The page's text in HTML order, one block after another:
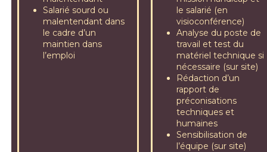
Salarié sourd ou
malentendant dans
le cadre d’un
maintien dans
l’emploi
le salarié (en
visioconférence)
Analyse du poste de
travail et test du
matériel technique si
nécessaire (sur site)
Rédaction d’un
rapport de
préconisations
techniques et
humaines
Sensibilisation de
l’équipe (sur site)